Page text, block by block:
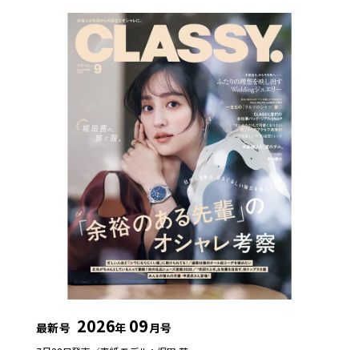
最新号 2026年 09月号